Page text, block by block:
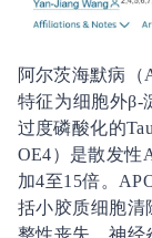
阿尔茨海默病
特征为细胞外β-
过度磷酸化的
OE4）是散发性
加4至15倍。
括小胶质细胞清
整性丧失、神经